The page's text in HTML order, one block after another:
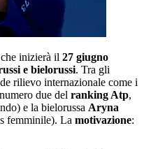
che inizierà il 27 giugno
e bielorussi. Tra gli
rilievo internazionale come i
due del ranking Atp,
e la bielorussa Aryna
femminile). La motivazione: